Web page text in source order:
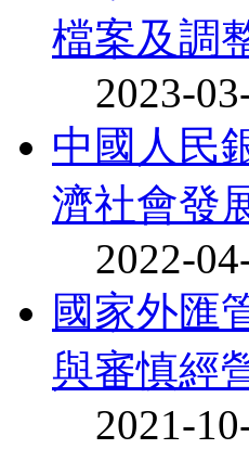
檔案及調
2023-
中國人民
濟社會發
2022-
國家外匯
與審慎經
2021-